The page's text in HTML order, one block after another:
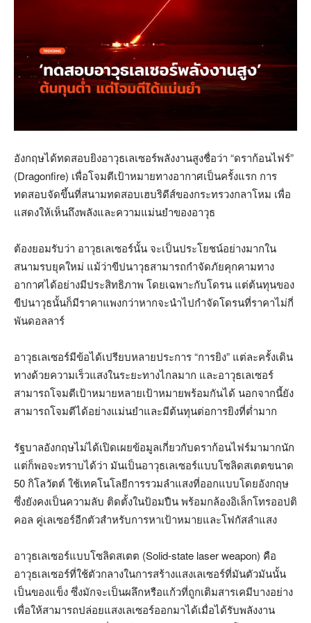
อังกฤษได้ทดสอบยิงอาวุธเลเซอร์พลังงานสูงชื่อว่า “ดราก้อนไฟร์”
(Dragonfire) เพื่อโจมตีเป้าหมายทางอากาศเป็นครั้งแรก การ
ทดสอบจัดขึ้นที่สนามทดสอบเฮบริดีส์ของกระทรวงกลาโหม เพื่อ
แสดงให้เห็นถึงพลังและความแม่นยำของอาวุธ
ต้องยอมรับว่า อาวุธเลเซอร์นั้น จะเป็นประโยชน์อย่างมากใน
สนามรบยุคใหม่ แม้ว่าขีปนาวุธสามารถกำจัดภัยคุกคามทาง
อากาศได้อย่างมีประสิทธิภาพ โดยเฉพาะกับโดรน แต่ต้นทุนของ
ขีปนาวุธนั้นก็มีราคาแพงกว่าหากจะนำไปกำจัดโดรนที่ราคาไม่กี่
พันดอลลาร์
อาวุธเลเซอร์มีข้อได้เปรียบหลายประการ “การยิง” แต่ละครั้งเดิน
ทางด้วยความเร็วแสงในระยะทางไกลมาก และอาวุธเลเซอร์
สามารถโจมตีเป้าหมายหลายเป้าหมายพร้อมกันได้ นอกจากนี้ยัง
สามารถโจมตีได้อย่างแม่นยำและมีต้นทุนต่อการยิงที่ต่ำมาก
รัฐบาลอังกฤษไม่ได้เปิดเผยข้อมูลเกี่ยวกับดราก้อนไฟร์มามากนัก
แต่ก็พอจะทราบได้ว่า มันเป็นอาวุธเลเซอร์แบบโซลิดสเตตขนาด
50 กิโลวัตต์ ใช้เทคโนโลยีการรวมลำแสงที่ออกแบบโดยอังกฤษ
ซึ่งยังคงเป็นความลับ ติดตั้งในป้อมปืน พร้อมกล้องอิเล็กโทรออปติ
คอล คู่เลเซอร์อีกตัวสำหรับการหาเป้าหมายและโฟกัสลำแสง
อาวุธเลเซอร์แบบโซลิดสเตต (Solid-state laser weapon) คือ
อาวุธเลเซอร์ที่ใช้ตัวกลางในการสร้างแสงเลเซอร์ที่มันตัวมันนั้น
เป็นของแข็ง ซึ่งมักจะเป็นผลึกหรือแก้วที่ถูกเติมสารเคมีบางอย่าง
เพื่อให้สามารถปล่อยแสงเลเซอร์ออกมาได้เมื่อได้รับพลังงาน